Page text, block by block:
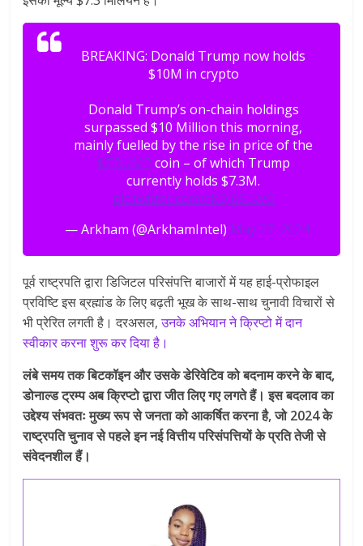
BREAKING: Donald Trump now holds
$10M in crypto
Donald Trump’s on-chain holdings
surpassed $10 Million this morning,
mainly fuelled by the rise in price of the
$TRUMP coin – of which Trump
currently holds $7.3M.
pic.twitter.com/rkQi6SLvvG
— Arkham (@ArkhamIntel) May 27, 2024
पूर्व राष्ट्रपति द्वारा डिजिटल परिसंपत्ति बाजारों में यह हाई-प्रोफाइल
प्रविष्टि इस ब्रह्मांड के लिए बढ़ती भूख के साथ-साथ चुनावी विचारों से
भी प्रेरित लगती है। दरअसल,उनके अभियान ने क्रिप्टो में दान
स्वीकार करना शुरू कर दिया है।
लंबे समय तक बिटकॉइन और उसके डेरिवेटिव को बदनाम करने के बाद,
डोनाल्ड ट्रम्प अब क्रिप्टो द्वारा जीत लिए गए लगते हैं। इस बदलाव का
उद्देश्य संभवतः मुख्य रूप से जनता को आकर्षित करना है, जो 2024 के
राष्ट्रपति चुनाव से पहले इन नई वित्तीय परिसंपत्तियों के प्रति तेजी से
संवेदनशील हैं।